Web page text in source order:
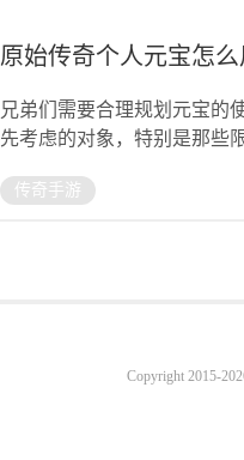
原始传奇个人元宝怎么
兄弟们需要合理规划元宝的
先考虑的对象，特别是那些
传奇手游
Copyright 2015-